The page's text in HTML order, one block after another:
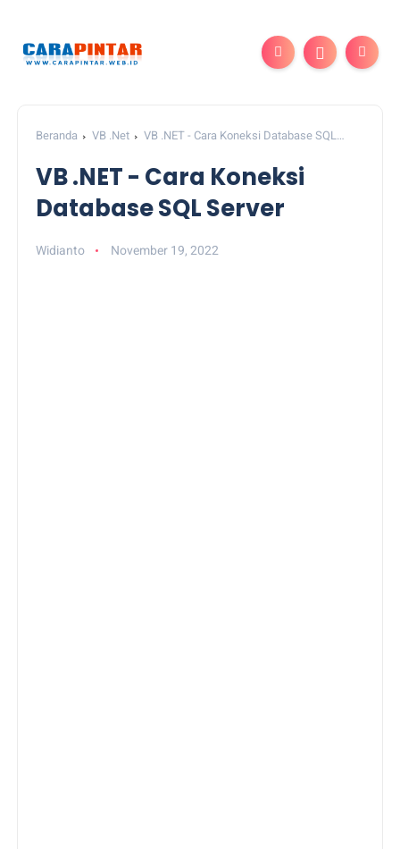
Beranda VB .Net
VB .NET - Cara Koneksi Database SQL
VB .NET - Cara Koneksi
Database SQL Server
Widianto November 19, 2022